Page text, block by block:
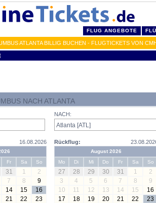
FLUG ANGEBOTE
ATLANTA BILLIG BUCHEN - FLUGTICKETS VON
NACH ATLANTA
16.08.2026
Fr Sa So
31 1
2
7 8
9
14 15
16
21 22
23
NACH:
Rückflug:
August 2026
Mo
Di Mi Do Fr Sa So
27 28 29 30 31 1
2
3
4 5 6 7 8
9
10
11 12 13 14 15
16
17
18 19 20 21 22
23